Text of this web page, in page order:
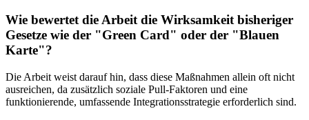
Wie bewertet die Arbeit die Wirksamkeit bisheriger
Gesetze wie der "Green Card" oder der "Blauen
Karte"?
Die Arbeit weist darauf hin, dass diese Maßnahmen allein oft nicht
ausreichen, da zusätzlich soziale Pull-Faktoren und eine
funktionierende, umfassende Integrationsstrategie erforderlich sind.